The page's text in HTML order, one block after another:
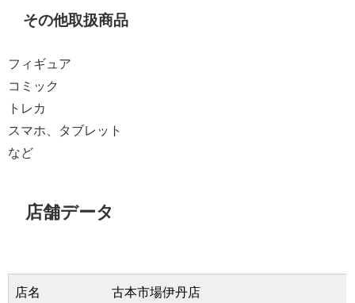
その他取扱商品
フィギュア
コミック
トレカ
スマホ、タブレット
など
店舗データ
店名 古本市場伊丹店